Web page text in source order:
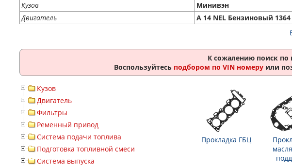
Кузов
Минивэн
Двигатель
A 14 NEL Бензиновый 1364
К сожалению поиск по
Воспользуйтесь подбором по VIN номеру или
Кузов
Двигатель
Фильтры
Ременный привод
Система подачи топлива
Подготовка топливной смеси
Система выпуска
Прокладка ГБЦ